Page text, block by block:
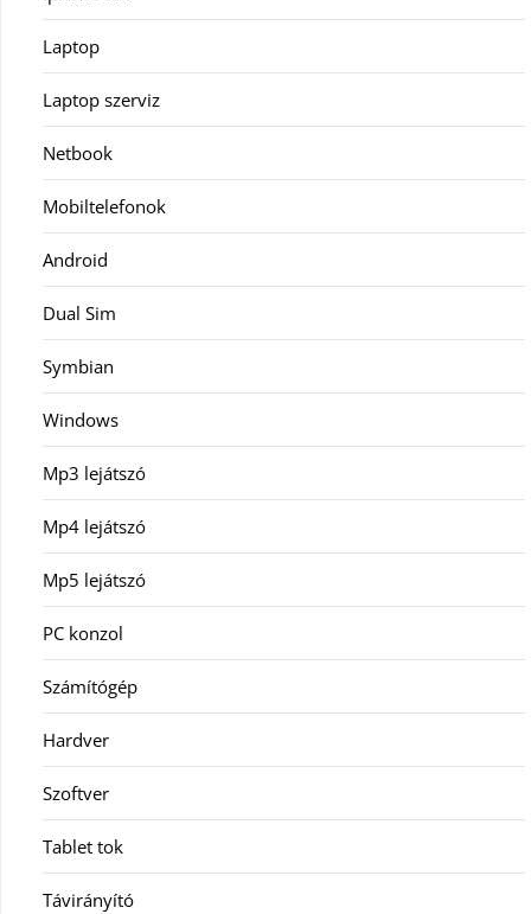
Laptop
Laptop szerviz
Netbook
Mobiltelefonok
Android
Dual Sim
Symbian
Windows
Mp3 lejátszó
Mp4 lejátszó
Mp5 lejátszó
PC konzol
Számítógép
Hardver
Szoftver
Tablet tok
Távirányító